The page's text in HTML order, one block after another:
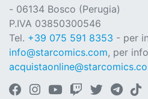
- 06134 Bosco (Perugia)
P.IVA 03850300546
Tel. +39 075 591 8353 - per
info@starcomics.com, per